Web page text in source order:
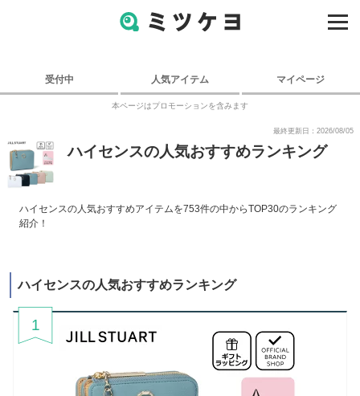
受付中 人気アイテム マイページ
本ページはプロモーションを含みます
最終更新日：2026/08/05
ハイセンスの人気おすすめランキング
ハイセンスの人気おすすめアイテムを753件の中からTOP30のランキング
紹介！
ハイセンスの人気おすすめランキング
1